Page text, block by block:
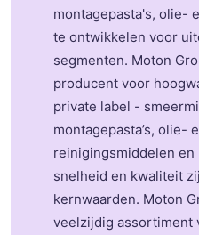
montagepasta's, olie-
te ontwikkelen voor
segmenten. Moton
producent voor
private label -
montagepasta’s, olie-
reinigingsmiddelen
snelheid en kwaliteit
kernwaarden. Moton
veelzijdig assortiment